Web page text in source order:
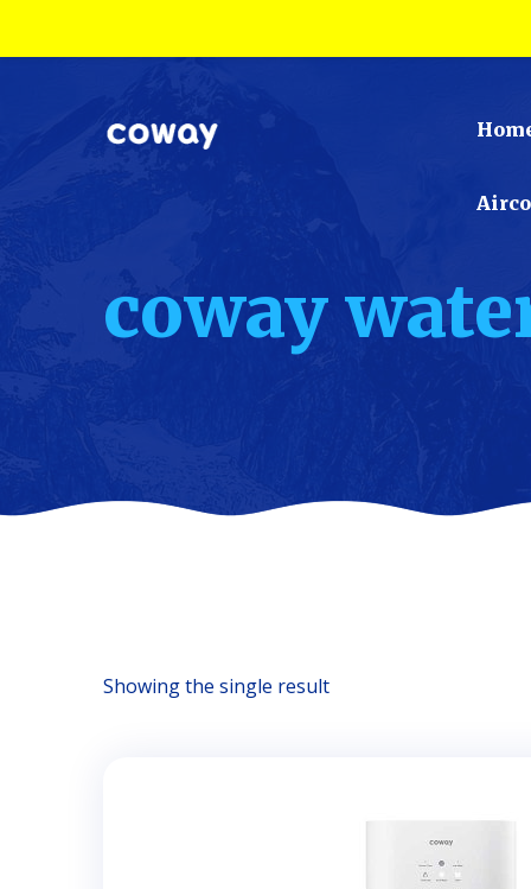
coway
Showing the single result